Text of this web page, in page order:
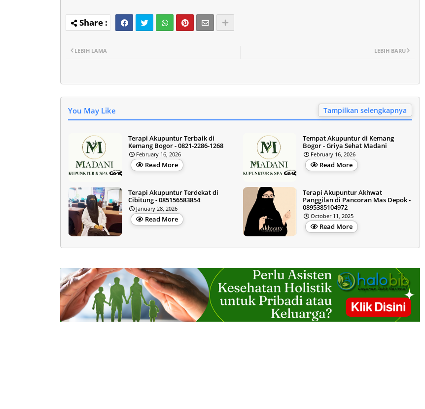
LEBIH BARU
LEBIH LAMA
You May Like Tampilkan selengkapnya
Terapi Akupuntur Terbaik di
Kemang Bogor - 0821-2286-1268
February 16, 2026
Read More
Tempat Akupuntur di Kemang
Bogor - Griya Sehat Madani
February 16, 2026
Read More
Terapi Akupuntur Terdekat di
Cibitung - 085156583854
January 28, 2026
Read More
Terapi Akupuntur Akhwat
Panggilan di Pancoran Mas Depok -
0895385104972
October 11, 2025
Read More